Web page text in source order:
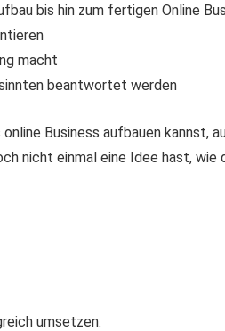
bis hin zum fertigen Online
macht
beantwortet werden
Business aufbauen kannst,
nicht einmal eine Idee hast, wie
umsetzen: